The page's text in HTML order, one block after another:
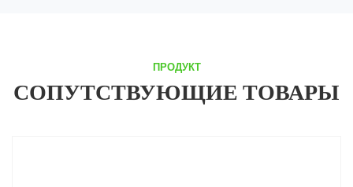
ПРОДУКТ
СОПУТСТВУЮЩИЕ ТОВАРЫ